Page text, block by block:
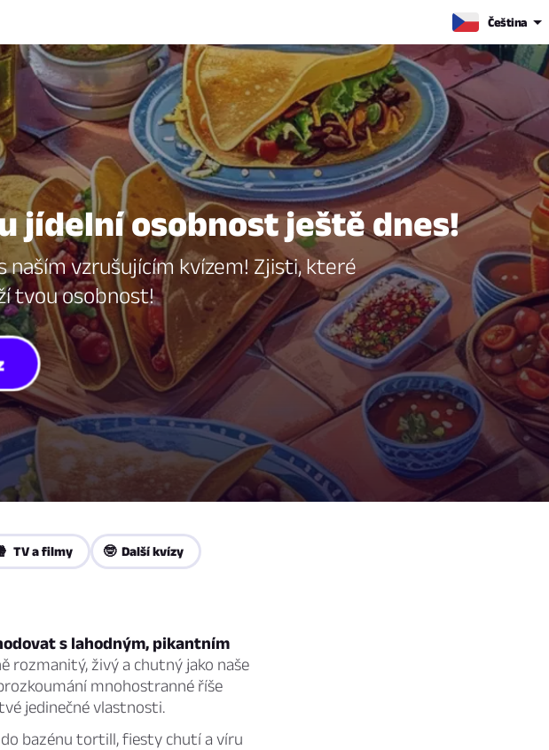
Čeština
jídelní osobnost ještě dnes!
naším vzrušujícím kvízem! Zjisti, které
tvou osobnost!
TV a filmy 🤓 Další kvízy
s lahodným, pikantním
rozmanitý, živý a chutný jako naše
mnohostranné říše
jedinečné vlastnosti.
bazénu tortill, fiesty chutí a víru